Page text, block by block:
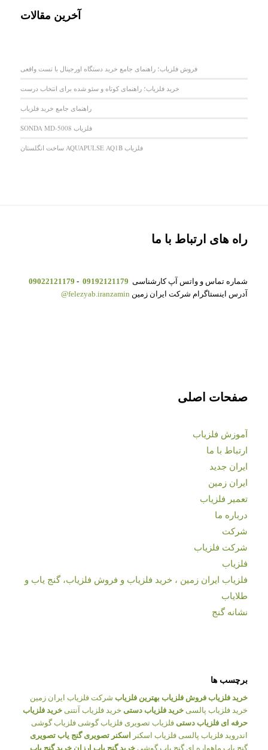
آخرین مقالات
فروش فلزیاب؛ راهنمای جامع خرید دستگاه اورجینال با تست واقعی
خرید فلزیاب؛ راهنمای کوتاه و سئو شده برای انتخاب درست
راهنمای جامع خرید فلزیاب
فلزیاب SONDA MD-5008
فلزیاب AQUAPULSE AQ1B ساخت انگلستان
راه های ارتباط با ما
شماره تماس و واتس آپ کارشناسی 09192121179
-
09022121179
آدرس اینستاگرام شرکت ایران زمین felezyab.iranzamin@
صفحات اصلی
آموزش فلزیاب
ارتباط با ما
ایران جدید
ایران زمین
تعمیر فلزیاب
درباره ما
شرکت
شرکت فلزیاب
فلزیاب
فلزیاب ایران زمین ، خرید فلزیاب و فروش فلزیاب، گنج یاب و
طلایاب
نشانه گنج
برچسب ها
خرید فلزیاب فروش فلزیاب بهترین فلزیاب شرکت فلزیاب ایران زمین
خرید فلزیاب پالسی خرید فلزیاب دستی خرید فلزیاب آنتنی خرید فلزیاب
حرفه ای فلزیاب دستی فلزیاب تصویری فلزیاب گوشی فلزیاب گوشی
اندروید فلزیاب پالسی فلزیاب اسکنر اسکنر تصویری گنج یاب تصویری
گنج یاب ماهواره ای گنج یاب گوشی خرید گنج یاب ارزان خرید گنج یاب